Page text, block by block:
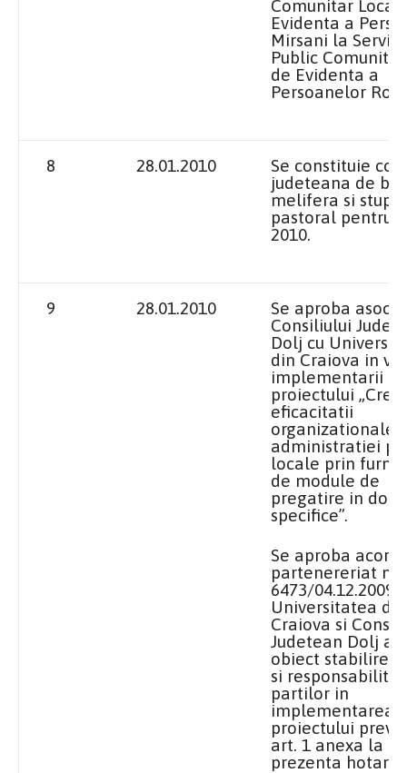
Comunitar Local
Evidenta a
Mirsani la
Public
de Evidenta a
Persoanelor
8 28.01.2010
Se constituie
judeteana de
melifera si
pastoral pentru
2010.
9 28.01.2010
Se aproba
Consiliului
Dolj cu
din Craiova in
implementarii
proiectului
eficacitatii
organizationale
administratiei
locale prin
de module de
pregatire in
specifice”.
Se aproba
partenereriat nr.
6473/04.12.2009
Universitatea din
Craiova si
Judetean Dolj
obiect stabilirea
si
partilor in
implementarea
proiectului
art. 1 anexa la
prezenta